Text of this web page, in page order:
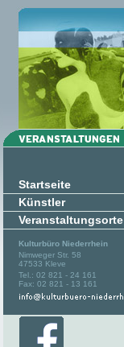
Startseite
Künstler
Veranstaltungsorte
Kulturbüro Niederrhein
Nimweger Str. 58
47533 Kleve
Tel.: 02 821 - 24 161
Fax: 02 821 - 13 161